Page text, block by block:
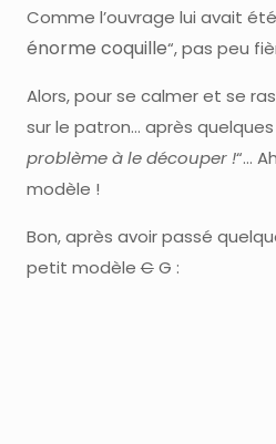
Comme l’ouvrage lui avait
énorme coquille“, pas peu
Alors, pour se calmer et se
sur le patron… après
problème à le découper !“…
modèle !
Bon, après avoir passé
petit modèleCG :